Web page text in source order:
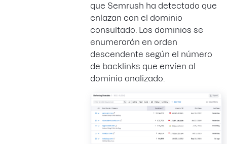
que Semrush ha detectado que
enlazan con el dominio
consultado. Los dominios se
enumerarán en orden
descendente según el número
de backlinks que envíen al
dominio analizado.